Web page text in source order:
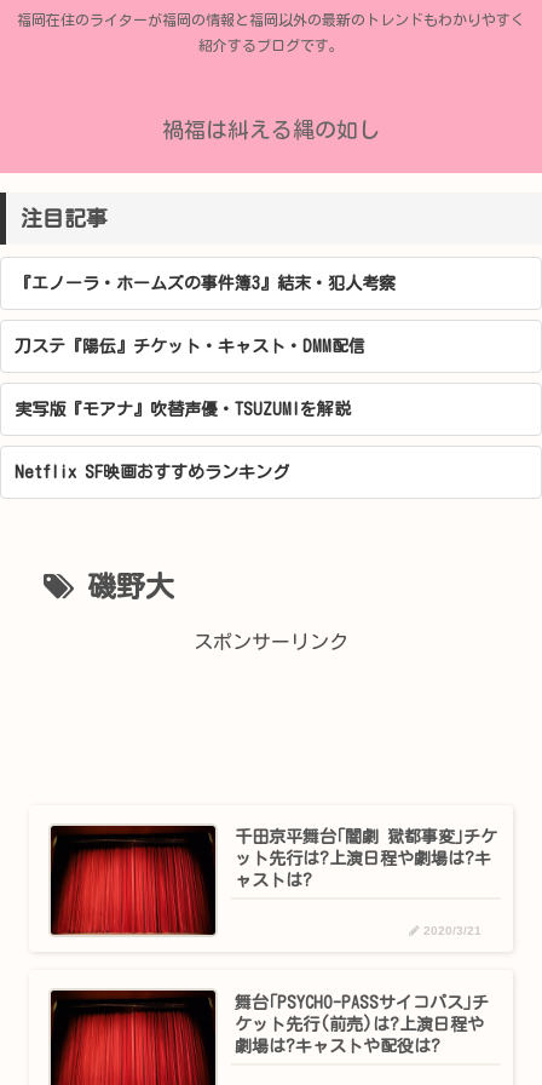
福岡在住のライターが福岡の情報と福岡以外の最新のトレンドもわかりやすく
紹介するブログです。
禍福は糾える縄の如し
注目記事
『エノーラ・ホームズの事件簿3』結末・犯人考察
刀ステ『陽伝』チケット・キャスト・DMM配信
実写版『モアナ』吹替声優・TSUZUMIを解説
Netflix SF映画おすすめランキング
磯野大
スポンサーリンク
千田京平舞台｢闇劇 獄都事変｣チケ
ット先行は?上演日程や劇場は?キ
ャストは?
2020/3/21
舞台｢PSYCHO-PASSサイコパス｣チ
ケット先行(前売)は?上演日程や
劇場は?キャストや配役は?